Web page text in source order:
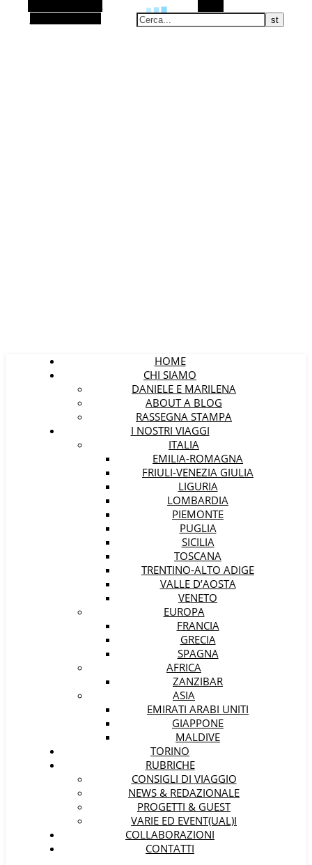
HOME
CHI SIAMO
DANIELE E MARILENA
ABOUT A BLOG
RASSEGNA STAMPA
I NOSTRI VIAGGI
ITALIA
EMILIA-ROMAGNA
FRIULI-VENEZIA GIULIA
LIGURIA
LOMBARDIA
PIEMONTE
PUGLIA
SICILIA
TOSCANA
TRENTINO-ALTO ADIGE
VALLE D’AOSTA
VENETO
EUROPA
FRANCIA
GRECIA
SPAGNA
AFRICA
ZANZIBAR
ASIA
EMIRATI ARABI UNITI
GIAPPONE
MALDIVE
TORINO
RUBRICHE
CONSIGLI DI VIAGGIO
NEWS & REDAZIONALE
PROGETTI & GUEST
VARIE ED EVENT(UAL)I
COLLABORAZIONI
CONTATTI